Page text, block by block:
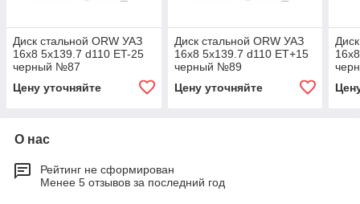
Диск стальной ORW УАЗ
16x8 5x139.7 d110 ET-25
черный №87
Цену уточняйте
Диск стальной ORW УАЗ
16x8 5x139.7 d110 ET+15
черный №89
Цену уточняйте
О нас
Рейтинг не сформирован
Менее 5 отзывов за последний год